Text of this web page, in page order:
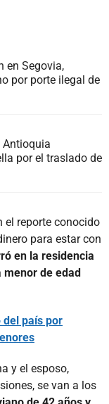
en Segovia,
por porte ilegal de
Antioquia
por el traslado de
el reporte conocido
para estar con
en la residencia
menor de edad
del país por
y el esposo,
se van a los